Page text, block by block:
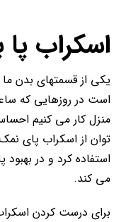
اسکراب
یکی از قسمتهای بدن ما
است در روزهایی که
منزل کار می کنیم
توان از اسکراب پای
استفاده کرد و در
می کند.
برای درست کردن